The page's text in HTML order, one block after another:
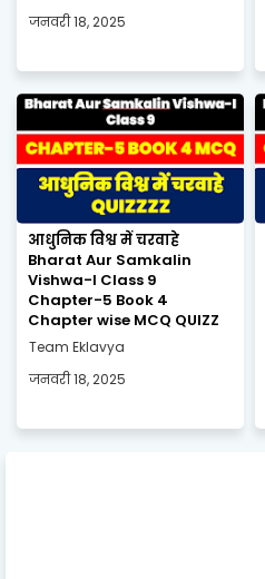
जनवरी 18, 2025
आधुनिक विश्व में चरवाहे
Bharat Aur Samkalin
Vishwa-I Class 9
Chapter-5 Book 4
Chapter wise MCQ QUIZZ
Team Eklavya
जनवरी 18, 2025